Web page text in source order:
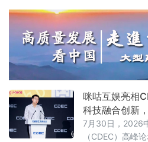
局推动高品质益
咪咕互娱亮相
科技融合创新
7月30日，2026
（CDEC）高峰